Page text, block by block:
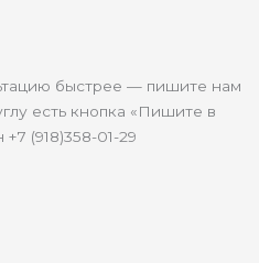
быстрее — пишите нам
есть кнопка «Пишите в
(918)358-01-29